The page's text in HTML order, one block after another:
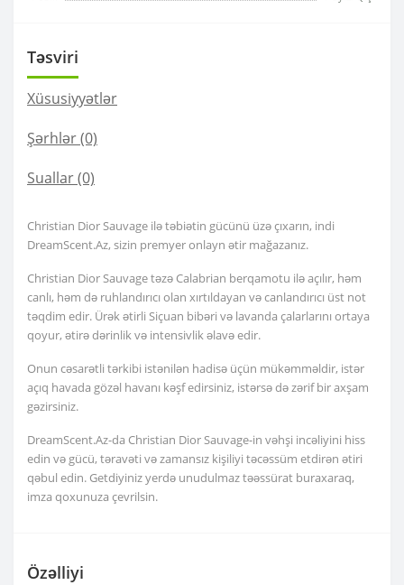
Təsviri
Xüsusiyyətlər
Şərhlər (0)
Suallar(0)
Christian Dior Sauvage ilə təbiətin gücünü üzə çıxarın, indi
DreamScent.Az, sizin premyer onlayn ətir mağazanız.
Christian Dior Sauvage təzə Calabrian berqamotu ilə açılır, həm
canlı, həm də ruhlandırıcı olan xırtıldayan və canlandırıcı üst not
təqdim edir. Ürək ətirli Siçuan bibəri və lavanda çalarlarını ortaya
qoyur, ətirə dərinlik və intensivlik əlavə edir.
Onun cəsarətli tərkibi istənilən hadisə üçün mükəmməldir, istər
açıq havada gözəl havanı kəşf edirsiniz, istərsə də zərif bir axşam
gəzirsiniz.
DreamScent.Az-da Christian Dior Sauvage-in vəhşi incəliyini hiss
edin və gücü, təravəti və zamansız kişiliyi təcəssüm etdirən ətiri
qəbul edin. Getdiyiniz yerdə unudulmaz təəssürat buraxaraq,
imza qoxunuza çevrilsin.
Özəlliyi